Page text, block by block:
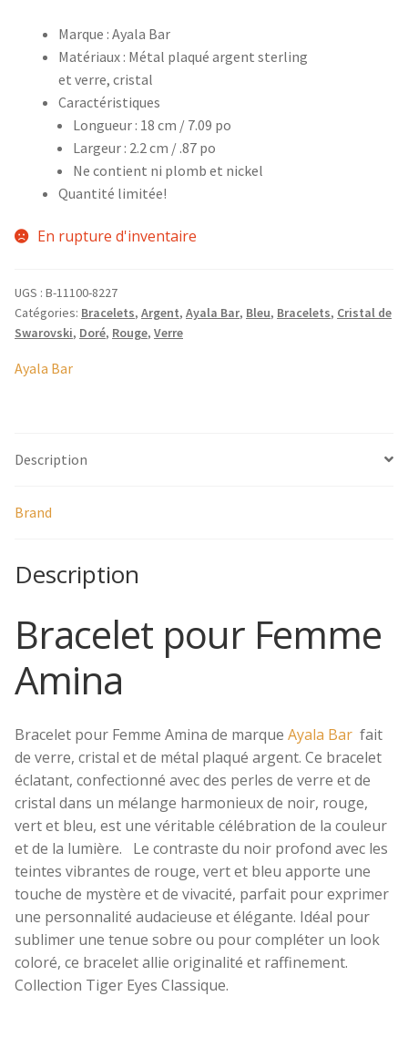
Accessoires
Bagues
Barrettes
Boucles d’oreilles
Colliers
Élastiques
Montres
Pinces à Cheveux
Demandes spéciales
Certificat-Cadeau
Promotions
Blogue
Marque : Ayala Bar
Matériaux : Métal plaqué argent sterling
et verre, cristal
Caractéristiques
Longueur : 18 cm / 7.09 po
Largeur : 2.2 cm / .87 po
Ne contient ni plomb et nickel
Quantité limitée!
En rupture d'inventaire
UGS : B-11100-8227
Catégories: Bracelets, Argent, Ayala Bar, Bleu, Bracelets, Cristal de
Swarovski, Doré, Rouge, Verre
Ayala Bar
Description
Brand
Description
Bracelet pour Femme
Amina
Bracelet pour Femme Amina de marque Ayala Bar fait
de verre, cristal et de métal plaqué argent. Ce bracelet
éclatant, confectionné avec des perles de verre et de
cristal dans un mélange harmonieux de noir, rouge,
vert et bleu, est une véritable célébration de la couleur
et de la lumière. Le contraste du noir profond avec les
teintes vibrantes de rouge, vert et bleu apporte une
touche de mystère et de vivacité, parfait pour exprimer
une personnalité audacieuse et élégante. Idéal pour
sublimer une tenue sobre ou pour compléter un look
coloré, ce bracelet allie originalité et raffinement.
Collection Tiger Eyes Classique.